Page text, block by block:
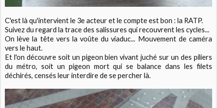
C'est là qu'intervient le 3e acteur et le compte est bon : la RATP.
Suivez du regard la trace des salissures qui recouvrent les cycles...
On lève la tête vers la voûte du viaduc... Mouvement de caméra
vers le haut.
Et l'on découvre soit un pigeon bien vivant juché sur un des piliers
du métro, soit un pigeon mort qui se balance dans les filets
déchirés, censés leur interdire de se percher là.